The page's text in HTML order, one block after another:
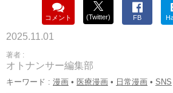
コメント (Twitter) FB
2025.11.01
著者 :
オトナンサー編集部
キーワード : 漫画 • 医療漫画 • 日常漫画 • SNS